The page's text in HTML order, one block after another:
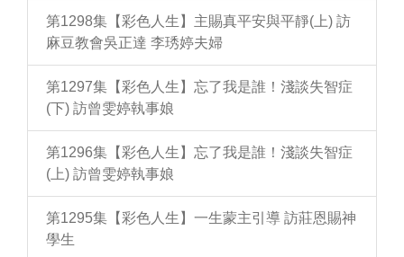
第1298集【彩色人生】主賜真平安與平靜(上) 訪
麻豆教會吳正達 李琇婷夫婦
第1297集【彩色人生】忘了我是誰！淺談失智症
(下) 訪曾雯婷執事娘
第1296集【彩色人生】忘了我是誰！淺談失智症
(上) 訪曾雯婷執事娘
第1295集【彩色人生】一生蒙主引導 訪莊恩賜神
學生